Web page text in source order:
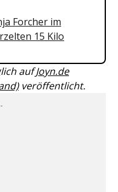
Forcher im
15 Kilo
aufJoyn.de
veröffentlicht.